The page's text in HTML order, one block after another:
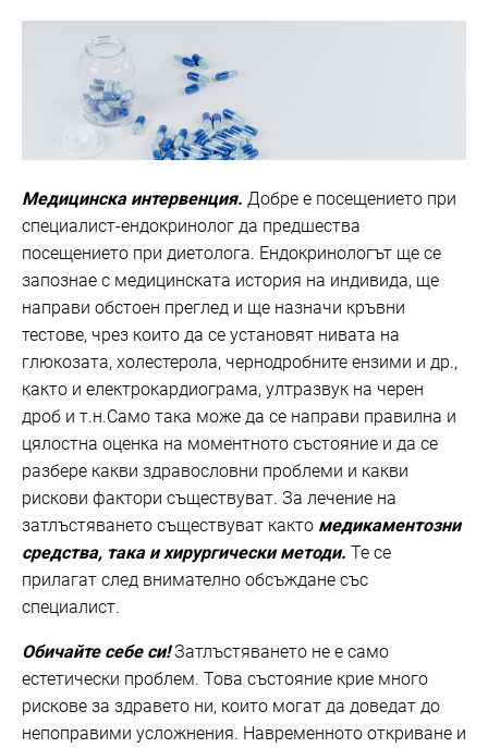
Медицинска интервенция. Добре е посещението при
специалист-ендокринолог да предшества
посещението при диетолога. Ендокринологът ще се
запознае с медицинската история на индивида, ще
направи обстоен преглед и ще назначи кръвни
тестове, чрез които да се установят нивата на
глюкозата, холестерола, чернодробните ензими и др.,
както и електрокардиограма, ултразвук на черен
дроб и т.н.Само така може да се направи правилна и
цялостна оценка на моментното състояние и да се
разбере какви здравословни проблеми и какви
рискови фактори съществуват. За лечение на
затлъстяването съществуват както медикаментозни
средства, така и хирургически методи. Те се
прилагат след внимателно обсъждане със
специалист.
Обичайте себе си!Затлъстяването не е само
естетически проблем. Това състояние крие много
рискове за здравето ни, които могат да доведат до
непоправими усложнения. Навременното откриване и